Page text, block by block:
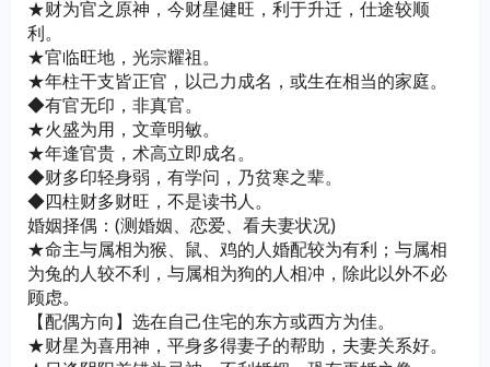
★财为官之原神，今财星健旺，利于升迁，仕途较顺
利。
★官临旺地，光宗耀祖。
★年柱干支皆正官，以己力成名，或生在相当的家庭。
◆有官无印，非真官。
★火盛为用，文章明敏。
★年逢官贵，术高立即成名。
◆财多印轻身弱，有学问，乃贫寒之辈。
◆四柱财多财旺，不是读书人。
婚姻择偶：(测婚姻、恋爱、看夫妻状况)
★命主与属相为猴、鼠、鸡的人婚配较为有利；与属相
为兔的人较不利，与属相为狗的人相冲，除此以外不必
顾虑。
【配偶方向】选在自己住宅的东方或西方为佳。
★财星为喜用神，平身多得妻子的帮助，夫妻关系好。